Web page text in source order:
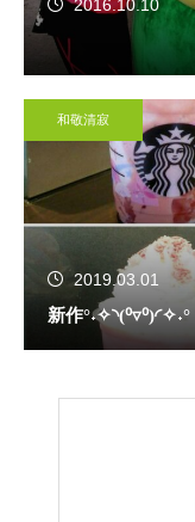
2016.10.10
和敬清寂
2019.03.01
新作°˖✧◝(⁰▿⁰)◜✧˖°